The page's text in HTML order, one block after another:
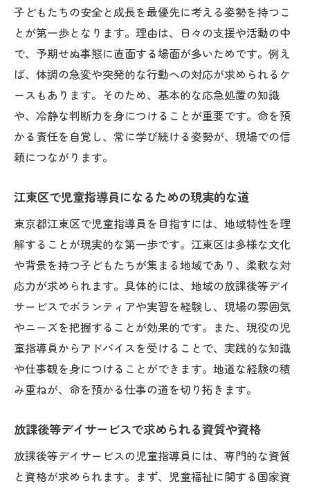
子どもたちの安全と成長を最優先に考える姿勢を持つこ
とが第一歩となります。理由は、日々の支援や活動の中
で、予期せぬ事態に直面する場面が多いためです。例え
ば、体調の急変や突発的な行動への対応が求められるケ
ースもあります。そのため、基本的な応急処置の知識
や、冷静な判断力を身につけることが重要です。命を預
かる責任を自覚し、常に学び続ける姿勢が、現場での信
頼につながります。
江東区で児童指導員になるための現実的な道
東京都江東区で児童指導員を目指すには、地域特性を理
解することが現実的な第一歩です。江東区は多様な文化
や背景を持つ子どもたちが集まる地域であり、柔軟な対
応力が求められます。具体的には、地域の放課後等デイ
サービスでボランティアや実習を経験し、現場の雰囲気
やニーズを把握することが効果的です。また、現役の児
童指導員からアドバイスを受けることで、実践的な知識
や仕事観を身につけることができます。地道な経験の積
み重ねが、命を預かる仕事の道を切り拓きます。
放課後等デイサービスで求められる資質や資格
放課後等デイサービスの児童指導員には、専門的な資質
と資格が求められます。まず、児童福祉に関する国家資